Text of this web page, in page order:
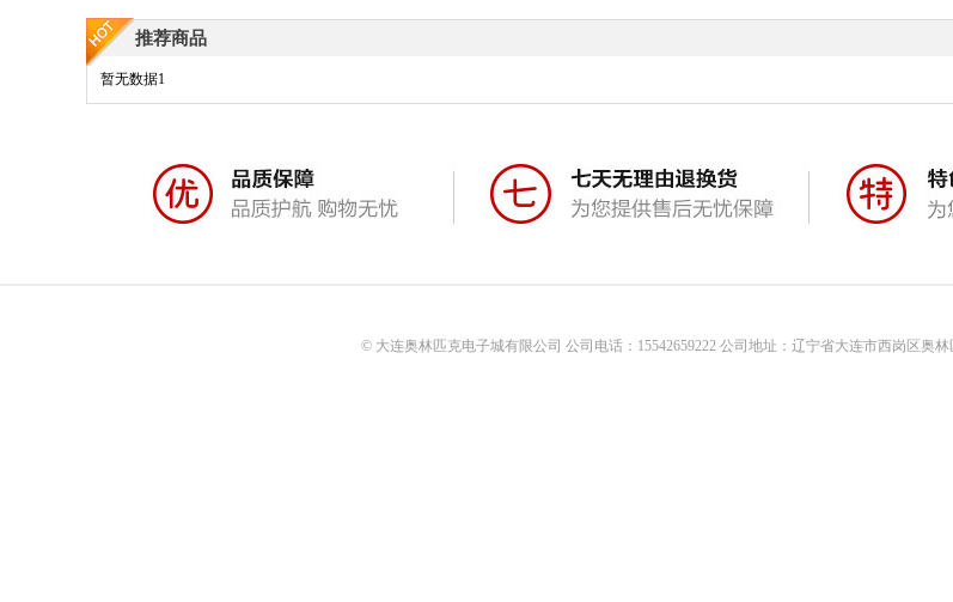
推荐商品
暂无数据1
© 大连奥林匹克电子城有限公司 公司电话：15542659222 公司地址：辽宁省大连市西岗区奥